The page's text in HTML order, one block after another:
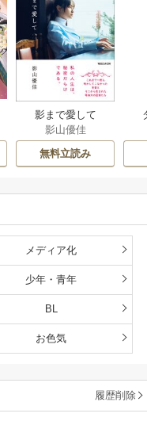
影まで愛して
影山優佳
無料立読み
メディア化
少年・青年
BL
お色気
履歴削除